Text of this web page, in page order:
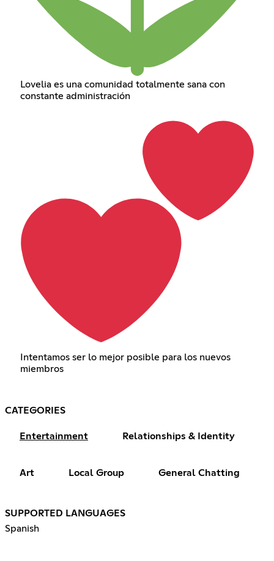
Lovelia es una comunidad totalmente sana con
constante administración
Intentamos ser lo mejor posible para los nuevos
miembros
CATEGORIES
Entertainment Relationships & Identity
Art Local Group General Chatting
SUPPORTED LANGUAGES
Spanish